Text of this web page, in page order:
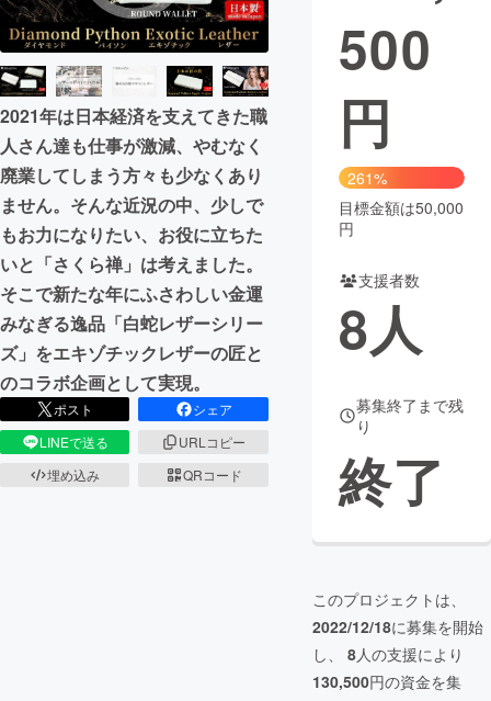
ビジネス・起業 チャレンジ
まちづくり・地域活性化
CAMPFIRE for Social Good
CAMPFIRE Creation
CAMPFIREふるさと納税machi-ya コミュニティ
2021年は日本経済を支えてきた職
人さん達も仕事が激減、やむなく
廃業してしまう方々も少なくあり
ません。そんな近況の中、少しで
もお力になりたい、お役に立ちた
いと「さくら禅」は考えました。
そこで新たな年にふさわしい金運
みなぎる逸品「白蛇レザーシリー
ズ」をエキゾチックレザーの匠と
のコラボ企画として実現。
ポスト
シェア
LINEで送る
URLコピー
埋め込み
QRコード
500
円
261%
目標金額は50,000
円
支援者数
8人
募集終了まで残
り
終了
このプロジェクトは、
2022/12/18に募集を開始
し、 8人の支援により
130,500円の資金を集